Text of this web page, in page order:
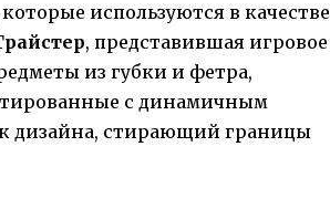
используются в качестве
, представившая игровое
из губки и фетра,
с динамичным
дизайна, стирающий границы